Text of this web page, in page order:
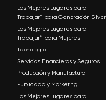
Los Mejores Lugares para
Trabajar™ para Generación Silver
Los Mejores Lugares para
Trabajar™ para Mujeres
Tecnología
Servicios Financieros y Seguros
Producción y Manufactura
Publicidad y Marketing
Los Mejores Lugares para